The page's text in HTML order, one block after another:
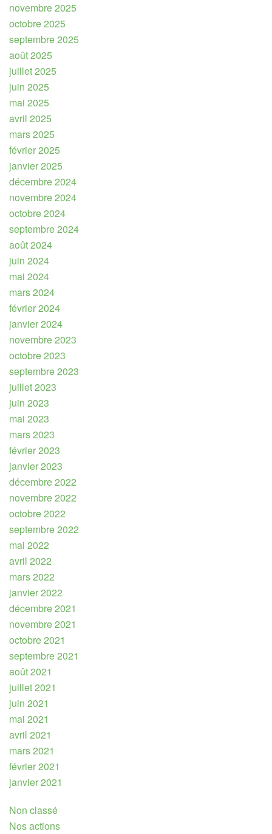
novembre 2025
octobre 2025
septembre 2025
août 2025
juillet 2025
juin 2025
mai 2025
avril 2025
mars 2025
février 2025
janvier 2025
décembre 2024
novembre 2024
octobre 2024
septembre 2024
août 2024
juin 2024
mai 2024
mars 2024
février 2024
janvier 2024
novembre 2023
octobre 2023
septembre 2023
juillet 2023
juin 2023
mai 2023
mars 2023
février 2023
janvier 2023
décembre 2022
novembre 2022
octobre 2022
septembre 2022
mai 2022
avril 2022
mars 2022
janvier 2022
décembre 2021
novembre 2021
octobre 2021
septembre 2021
août 2021
juillet 2021
juin 2021
mai 2021
avril 2021
mars 2021
février 2021
janvier 2021
Non classé
Nos actions